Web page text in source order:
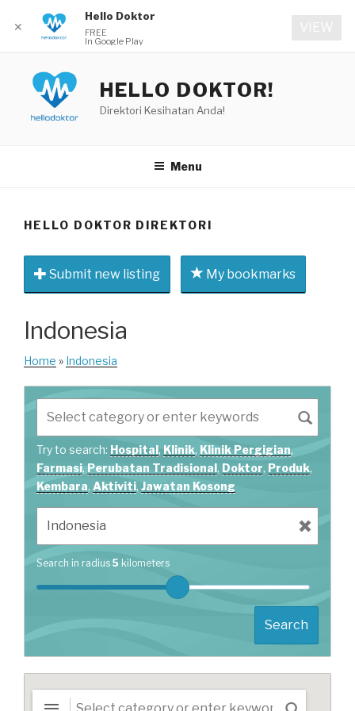
content
HELLO DOKTOR!
Direktori Kesihatan Anda!
Menu
HELLO DOKTOR DIREKTORI
Submit new listing My bookmarks
Indonesia
Home » Indonesia
Try to search: Hospital, Klinik, Klinik Pergigian,
Farmasi, Perubatan Tradisional, Doktor, Produk,
Kembara, Aktiviti, Jawatan Kosong
Search in radius 5 kilometers
Search
✕
Hello Doktor
FREE
In Google Play